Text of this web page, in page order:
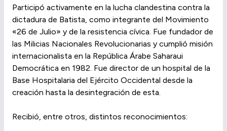
Participó activamente en la lucha clandestina contra la
dictadura de Batista, como integrante del Movimiento
«26 de Julio» y de la resistencia cívica. Fue fundador de
las Milicias Nacionales Revolucionarias y cumplió misión
internacionalista en la República Árabe Saharaui
Democrática en 1982. Fue director de un hospital de la
Base Hospitalaria del Ejército Occidental desde la
creación hasta la desintegración de esta.
Recibió, entre otros, distintos reconocimientos: